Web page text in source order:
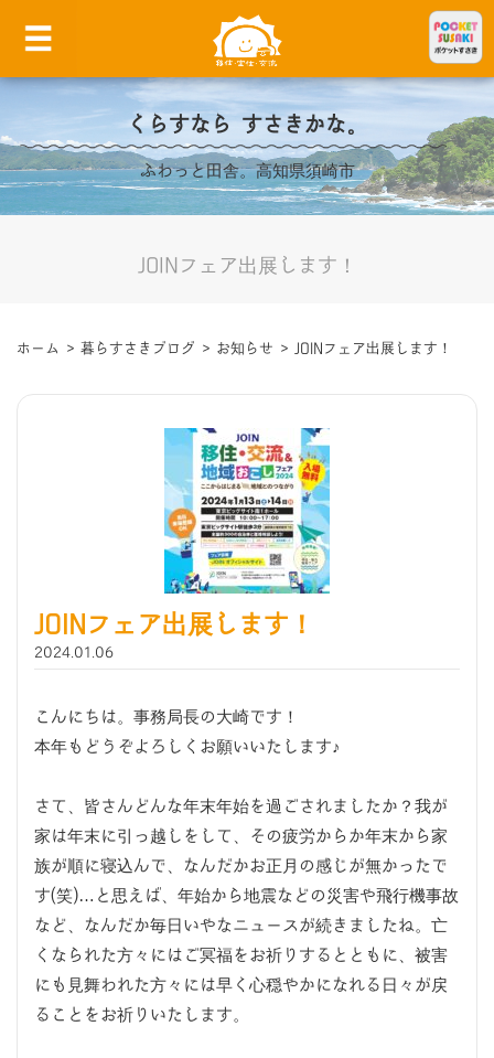
くらすなら すさきかな。
ふわっと田舎。高知県須崎市
JOINフェア出展します！
ホーム > 暮らすさきブログ > お知らせ > JOINフェア出展します！
JOINフェア出展します！
2024.01.06
こんにちは。事務局長の大崎です！
本年もどうぞよろしくお願いいたします♪
さて、皆さんどんな年末年始を過ごされましたか？我が
家は年末に引っ越しをして、その疲労からか年末から家
族が順に寝込んで、なんだかお正月の感じが無かったで
す(笑)…と思えば、年始から地震などの災害や飛行機事故
など、なんだか毎日いやなニュースが続きましたね。亡
くなられた方々にはご冥福をお祈りするとともに、被害
にも見舞われた方々には早く心穏やかになれる日々が戻
ることをお祈りいたします。